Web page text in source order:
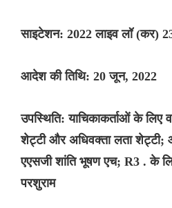
साइटेशन: 2022 लाइव लॉ (कर)
आदेश की तिथि: 20 जून, 2022
उपस्थिति: याचिकाकर्ताओं के लिए
शेट्टी और अधिवक्ता लता
एएसजी शांति भूषण एच; R3 . के
परशुराम